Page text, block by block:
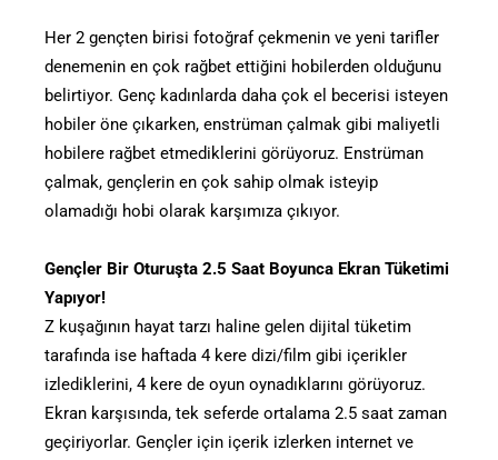
Her 2 gençten birisi fotoğraf çekmenin ve yeni tarifler
denemenin en çok rağbet ettiğini hobilerden olduğunu
belirtiyor. Genç kadınlarda daha çok el becerisi isteyen
hobiler öne çıkarken, enstrüman çalmak gibi maliyetli
hobilere rağbet etmediklerini görüyoruz. Enstrüman
çalmak, gençlerin en çok sahip olmak isteyip
olamadığı hobi olarak karşımıza çıkıyor.
Gençler Bir Oturuşta 2.5 Saat Boyunca Ekran Tüketimi
Yapıyor!
Z kuşağının hayat tarzı haline gelen dijital tüketim
tarafında ise haftada 4 kere dizi/film gibi içerikler
izlediklerini, 4 kere de oyun oynadıklarını görüyoruz.
Ekran karşısında, tek seferde ortalama 2.5 saat zaman
geçiriyorlar. Gençler için içerik izlerken internet ve